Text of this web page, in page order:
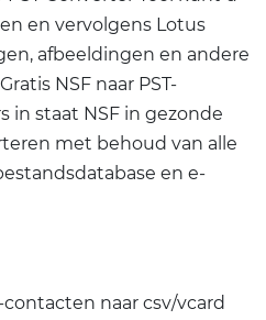
en vervolgens Lotus
afbeeldingen en andere
NSF naar PST-
in staat NSF in gezonde
met behoud van alle
en e-